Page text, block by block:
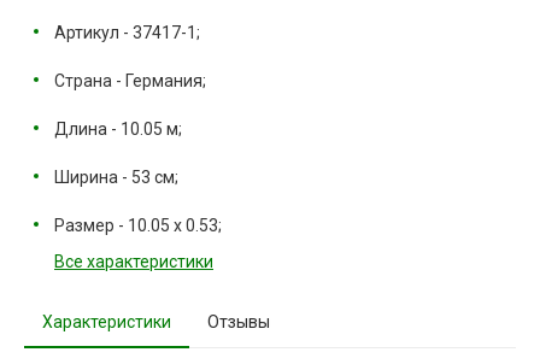
Артикул - 37417-1;
Страна - Германия;
Длина - 10.05 м;
Ширина - 53 см;
Размер - 10.05 х 0.53;
Все характеристики
Характеристики Отзывы